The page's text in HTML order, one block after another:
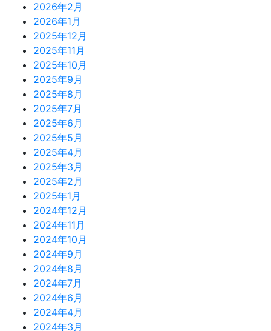
2026年2月
2026年1月
2025年12月
2025年11月
2025年10月
2025年9月
2025年8月
2025年7月
2025年6月
2025年5月
2025年4月
2025年3月
2025年2月
2025年1月
2024年12月
2024年11月
2024年10月
2024年9月
2024年8月
2024年7月
2024年6月
2024年4月
2024年3月